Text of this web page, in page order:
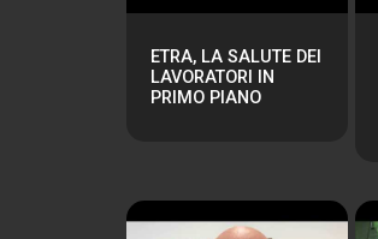
ETRA, LA SALUTE DEI
LAVORATORI IN
PRIMO PIANO